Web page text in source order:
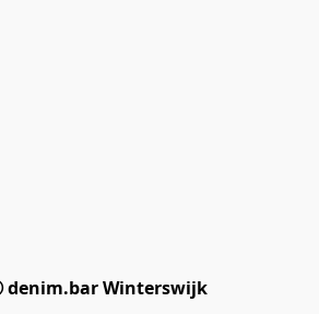
denim.bar Winterswijk